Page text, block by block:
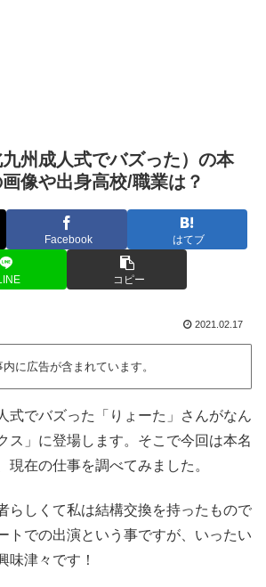
州成人式でバズった）の本
像や出身高校/職業は？
Facebook はてブ
コピー
2021.02.17
内に広告が含まれています。
式でバズった「りょーた」さんがなん
ス」に登場します。そこで今回は本名
現在の仕事を調べてみました。
らしくて私は結構交換を持ったもので
トでの出演という事ですが、いったい
味津々です！